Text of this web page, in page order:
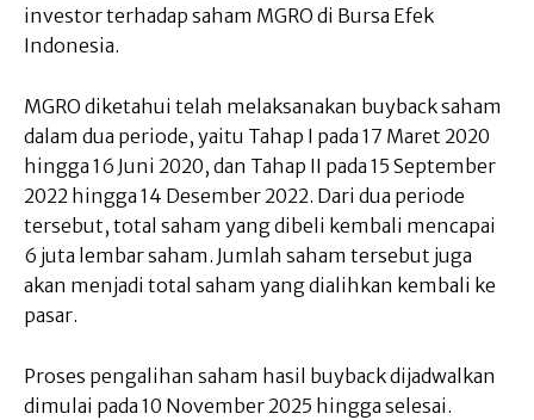
investor terhadap saham MGRO di Bursa Efek
Indonesia.
MGRO diketahui telah melaksanakan buyback saham
dalam dua periode, yaitu Tahap I pada 17 Maret 2020
hingga 16 Juni 2020, dan Tahap II pada 15 September
2022 hingga 14 Desember 2022. Dari dua periode
tersebut, total saham yang dibeli kembali mencapai
6 juta lembar saham. Jumlah saham tersebut juga
akan menjadi total saham yang dialihkan kembali ke
pasar.
Proses pengalihan saham hasil buyback dijadwalkan
dimulai pada 10 November 2025 hingga selesai.